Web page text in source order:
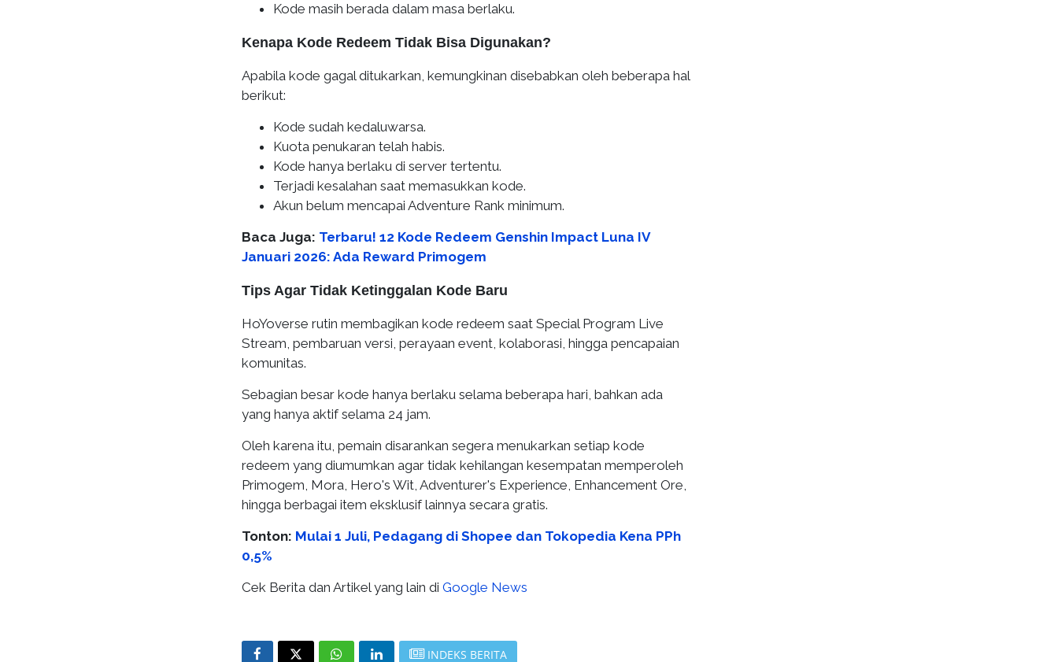
Kode masih berada dalam masa berlaku.
Kenapa Kode Redeem Tidak Bisa Digunakan?
Apabila kode gagal ditukarkan, kemungkinan disebabkan oleh beberapa hal
berikut:
Kode sudah kedaluwarsa.
Kuota penukaran telah habis.
Kode hanya berlaku di server tertentu.
Terjadi kesalahan saat memasukkan kode.
Akun belum mencapai Adventure Rank minimum.
Baca Juga: Terbaru! 12 Kode Redeem Genshin Impact Luna IV
Januari 2026: Ada Reward Primogem
Tips Agar Tidak Ketinggalan Kode Baru
HoYoverse rutin membagikan kode redeem saat Special Program Live
Stream, pembaruan versi, perayaan event, kolaborasi, hingga pencapaian
komunitas.
Sebagian besar kode hanya berlaku selama beberapa hari, bahkan ada
yang hanya aktif selama 24 jam.
Oleh karena itu, pemain disarankan segera menukarkan setiap kode
redeem yang diumumkan agar tidak kehilangan kesempatan memperoleh
Primogem, Mora, Hero's Wit, Adventurer's Experience, Enhancement Ore,
hingga berbagai item eksklusif lainnya secara gratis.
Tonton: Mulai 1 Juli, Pedagang di Shopee dan Tokopedia Kena PPh
0,5%
Cek Berita dan Artikel yang lain di Google News
INDEKS BERITA